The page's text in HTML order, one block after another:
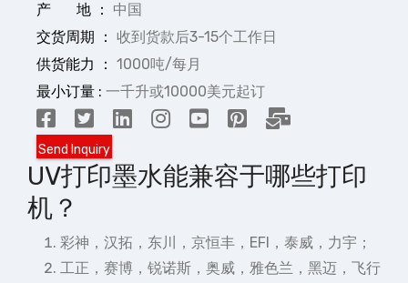
产 地 ： 中国
交货周期 ： 收到货款后3-15个工作日
供货能力 ： 1000吨/每月
最小订量 : 一千升或10000美元起订
UV打印墨水能兼容于哪些打印
机？
彩神，汉拓，东川，京恒丰，EFI，泰威，力宇；
工正，赛博，锐诺斯，奥威，雅色兰，黑迈，飞行